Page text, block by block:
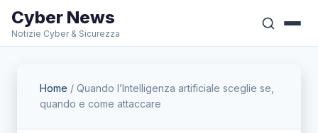
Cyber News
Notizie Cyber & Sicurezza
Home / Quando l’Intelligenza artificiale sceglie se,
quando e come attaccare